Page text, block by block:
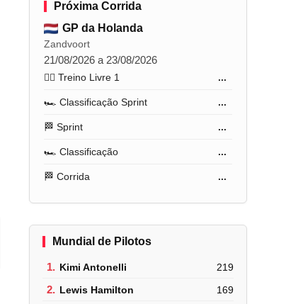
Próxima Corrida
GP da Holanda
Zandvoort
21/08/2026 a 23/08/2026
🏋️‍♂️ Treino Livre 1 ...
🏎️ Classificação Sprint ...
🏁 Sprint ...
🏎️ Classificação ...
🏁 Corrida ...
Mundial de Pilotos
1. Kimi Antonelli 219
2. Lewis Hamilton 169